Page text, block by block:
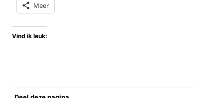
Meer
Vind ik leuk: